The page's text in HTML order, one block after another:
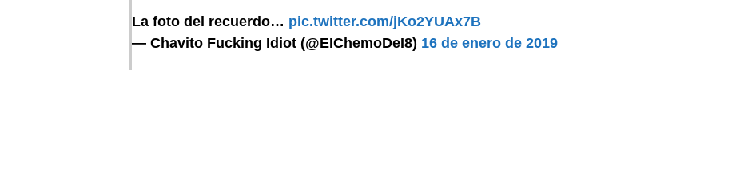
La foto del recuerdo… pic.twitter.com/jKo2YUAx7B
— Chavito Fucking Idiot (@EIChemoDeI8) 16 de enero de 2019